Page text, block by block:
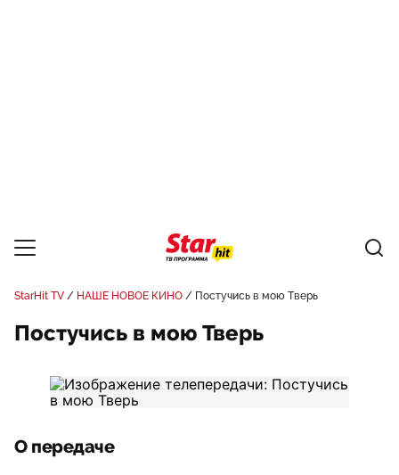
StarHit TV НАШЕ НОВОЕ КИНО Постучись в мою Тверь
Постучись в мою Тверь
О передаче